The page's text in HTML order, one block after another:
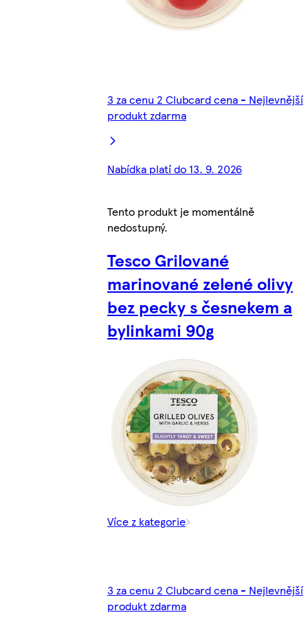
3 za cenu 2 Clubcard cena - Nejlevnější
produkt zdarma
Nabídka platí do 13. 9. 2026
Tento produkt je momentálně
nedostupný.
Tesco Grilované
marinované zelené olivy
bez pecky s česnekem a
bylinkami 90g
Více z kategorie
3 za cenu 2 Clubcard cena - Nejlevnější
produkt zdarma